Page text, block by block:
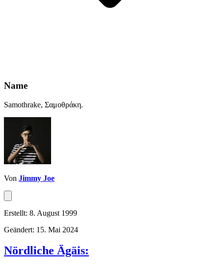
Name
Samothrake, Σαμοθράκη.
Von Jimmy Joe
Erstellt: 8. August 1999
Geändert: 15. Mai 2024
Nördliche Ägäis: